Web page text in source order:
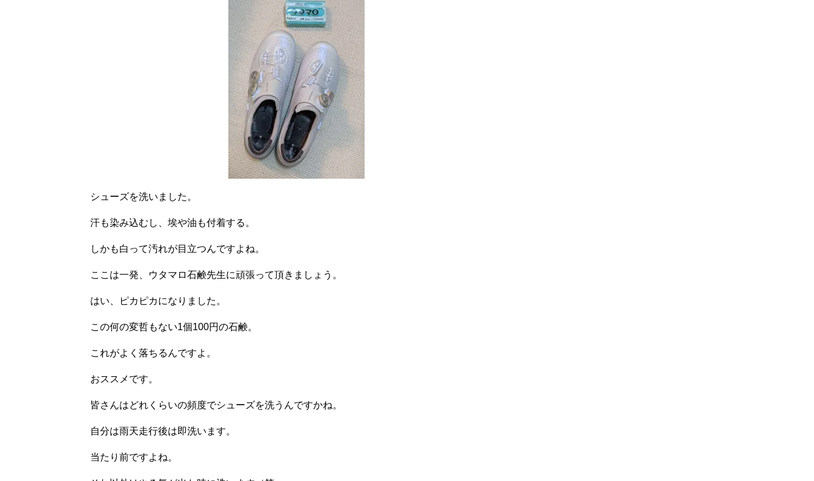
シューズを洗いました。
汗も染み込むし、埃や油も付着する。
しかも白って汚れが目立つんですよね。
ここは一発、ウタマロ石鹸先生に頑張って頂きましょう。
はい、ピカピカになりました。
この何の変哲もない1個100円の石鹸。
これがよく落ちるんですよ。
おススメです。
皆さんはどれくらいの頻度でシューズを洗うんですかね。
自分は雨天走行後は即洗います。
当たり前ですよね。